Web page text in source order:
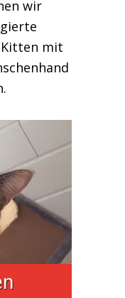
wir
Kitten mit